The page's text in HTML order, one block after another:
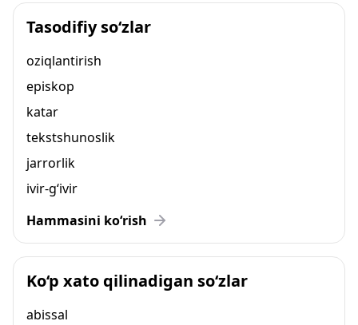
Tasodifiy so‘zlar
oziqlantirish
episkop
katar
tekstshunoslik
jarrorlik
ivir-g‘ivir
Hammasini ko‘rish
Ko‘p xato qilinadigan so‘zlar
abissal